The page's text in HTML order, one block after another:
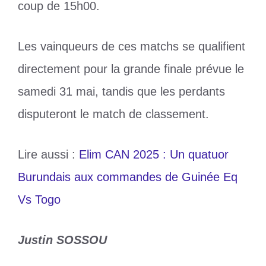
coup de 15h00.
Les vainqueurs de ces matchs se qualifient
directement pour la grande finale prévue le
samedi 31 mai, tandis que les perdants
disputeront le match de classement.
Lire aussi : Elim CAN 2025 : Un quatuor
Burundais aux commandes de Guinée Eq
Vs Togo
Justin SOSSOU